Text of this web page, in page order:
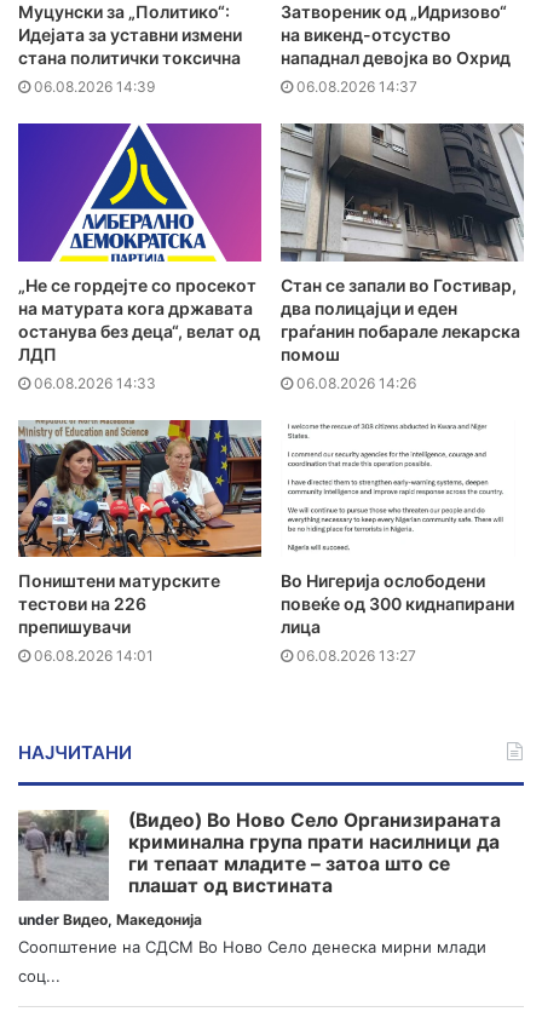
Муцунски за „Политико“:
Идејата за уставни измени
стана политички токсична
06.08.2026 14:39
Затвореник од „Идризово“
на викенд-отсуство
нападнал девојка во Охрид
06.08.2026 14:37
„Не се гордејте со просекот
на матурата кога државата
останува без деца“, велат од
ЛДП
06.08.2026 14:33
Стан се запали во Гостивар,
два полицајци и еден
граѓанин побарале лекарска
помош
06.08.2026 14:26
Поништени матурските
тестови на 226
препишувачи
06.08.2026 14:01
Во Нигерија ослободени
повеќе од 300 киднапирани
лица
06.08.2026 13:27
НАЈЧИТАНИ
(Видео) Во Ново Село Организираната
криминална група прати насилници да
ги тепаат младите – затоа што се
плашат од вистината
under Видео, Македонија
Соопштение на СДСМ Во Ново Село денеска мирни млади
соц...